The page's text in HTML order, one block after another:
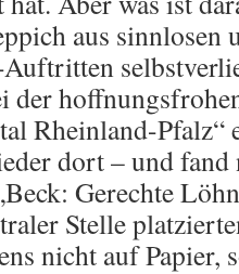
aus sinnlosen
der
Rheinland-Pfalz“
dort – und fand
Gerechte
Stelle
nicht auf